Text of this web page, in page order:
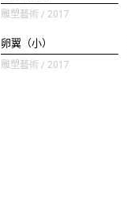
雕塑藝術 / 2017
卵翼（小）
雕塑藝術 / 2017